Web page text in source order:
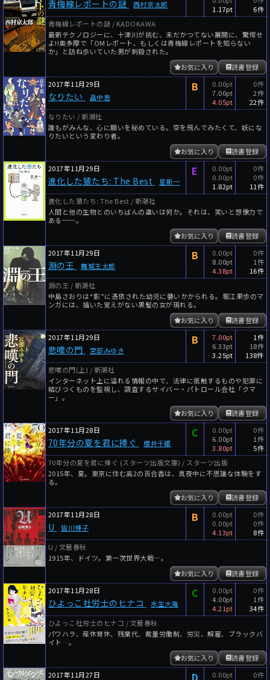
青梅線レポートの謎 西村京太郎
1.17pt
6件
青梅線レポートの謎 / KADOKAWA
最新テクノロジーに、十津川が挑む、未だかつてない展開に、驚愕せ
よ!!奥多摩で「OMレポート、もしくは青梅線レポートを知らない
か」と訪ね歩いていた男が刺殺された。
読書登録
お気に入り
2017年11月29日
なりたい 畠中恵
B
0.00pt
7.00pt
4.05pt
0件
2件
22件
なりたい / 新潮社
誰もがみんな、心に願いを秘めている。空を飛んでみたくて、妖にな
りたいという変わり者。
読書登録
お気に入り
2017年11月29日
進化した猿たち: The Best 星新一
E
0.00pt
0.00pt
1.82pt
0件
0件
11件
進化した猿たち: The Best / 新潮社
人間と他の生物とのいちばんの違いは何か。それは、笑いと想像力で
ある──。
読書登録
お気に入り
2017年11月29日
淵の王 舞城王太郎
B
0.00pt
8.00pt
4.38pt
0件
1件
16件
淵の王 / 新潮社
中島さおりは“影”に憑依された幼児に襲いかかられる。堀江果歩のマ
ンガには、描いた覚えがない黒髪の女が現れる。
読書登録
お気に入り
2017年11月29日
悲嘆の門 宮部みゆき
B
7.00pt
6.33pt
3.25pt
1件
18件
138件
悲嘆の門(上) / 新潮社
インターネット上に溢れる情報の中で、法律に抵触するものや犯罪に
結びつくものを監視し、調査するサイバー・パトロール会社「クマ
ー」。
読書登録
お気に入り
2017年11月28日
70年分の夏を君に捧ぐ 櫻井千姫
C
0.00pt
6.00pt
3.80pt
0件
1件
5件
70年分の夏を君に捧ぐ (スターツ出版文庫) / スターツ出版
2015年、夏。東京に住む高2の百合香は、真夜中に不思議な体験をす
る。
読書登録
お気に入り
2017年11月28日
U 皆川博子
B
0.00pt
0.00pt
4.13pt
0件
0件
8件
U / 文藝春秋
1915年、ドイツ。第一次世界大戦―。
読書登録
お気に入り
2017年11月28日
ひよっこ社労士のヒナコ 水生大海
C
0.00pt
4.00pt
4.21pt
0件
1件
34件
ひよっこ社労士のヒナコ / 文藝春秋
パワハラ、産休育休、残業代、裁量労働制、労災、解雇、ブラックバ
イト…。
読書登録
お気に入り
2017年11月27日
D
0.00pt
0件